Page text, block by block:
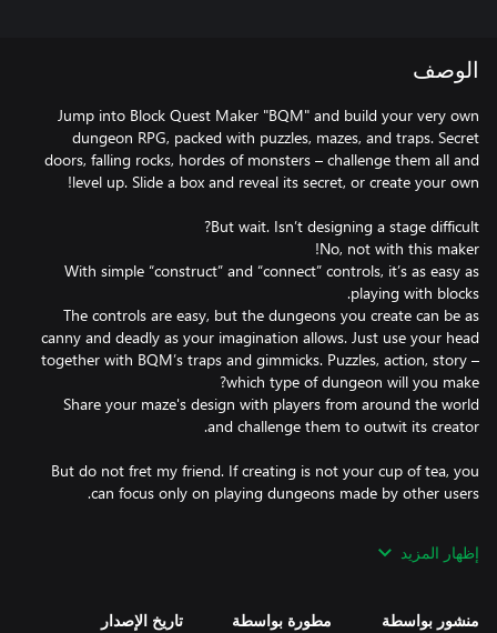
الوصف
Jump into Block Quest Maker "BQM" and build your very own
dungeon RPG, packed with puzzles, mazes, and traps. Secret
doors, falling rocks, hordes of monsters – challenge them all and
With simple “construct” and “connect” controls, it’s as easy as
The controls are easy, but the dungeons you create can be as
canny and deadly as your imagination allows. Just use your head
together with BQM’s traps and gimmicks. Puzzles, action, story –
Share your maze's design with players from around the world
But do not fret my friend. If creating is not your cup of tea, you
Let’s battle players from around the world and their pitfall-filled
إظهار المزيد
منشور بواسطة مطورة بواسطة تاريخ الإصدار